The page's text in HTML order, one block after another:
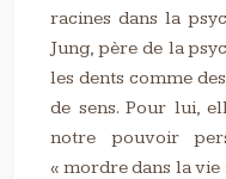
racines dans la
Jung, père de la
les dents comme
de sens. Pour lui,
notre pouvoir
« mordre dans la vie